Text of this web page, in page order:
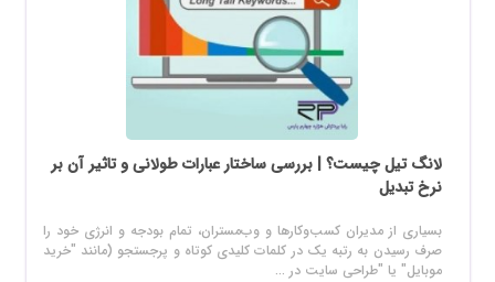
لانگ تیل چیست؟ | بررسی ساختار عبارات طولانی و تاثیر آن بر
نرخ تبدیل
بسیاری از مدیران کسب‌وکارها و وب‌مستران، تمام بودجه و انرژی خود را
صرف رسیدن به رتبه یک در کلمات کلیدی کوتاه و پرجستجو (مانند "خرید
موبایل" یا "طراحی سایت در ...